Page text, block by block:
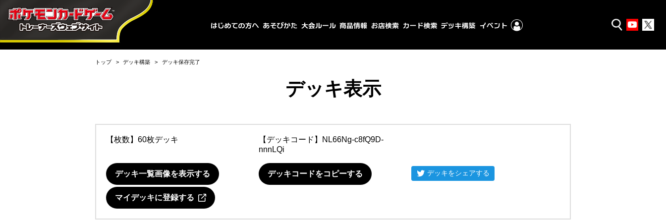
トップ デッキ構築 デッキ保存完了
デッキ表示
【枚数】60枚デッキ 【デッキコード】
NL66Ng-c8fQ9D-
nnnLQi
デッキ一覧画像を表示する デッキコードをコピーする デッキをシェアする
マイデッキに登録する